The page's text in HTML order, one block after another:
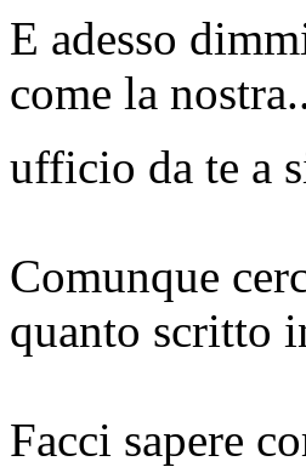
E adesso
come la
ufficio da te a
Comunque
quanto scritto
Facci sapere